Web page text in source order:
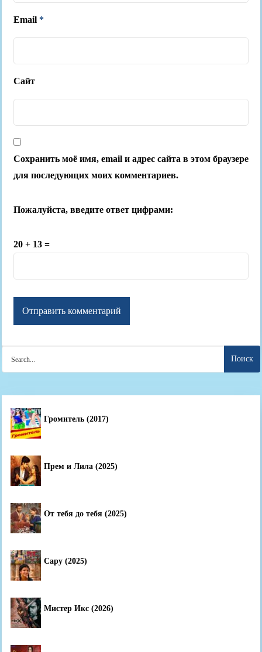
Email *
Сайт
Сохранить моё имя, email и адрес сайта в этом браузере
для последующих моих комментариев.
Пожалуйста, введите ответ цифрами:
20 + 13 =
for:
Громитель (2017)
Прем и Лила (2025)
От тебя до тебя (2025)
Сару (2025)
Мистер Икс (2026)